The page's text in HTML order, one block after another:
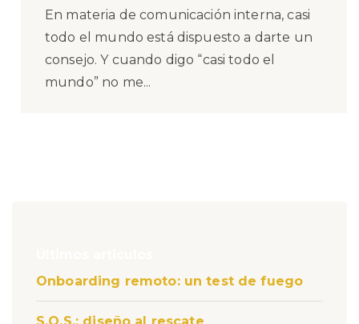
En materia de comunicación interna, casi
todo el mundo está dispuesto a darte un
consejo. Y cuando digo “casi todo el
mundo” no me...
Onboarding remoto: un test de fuego